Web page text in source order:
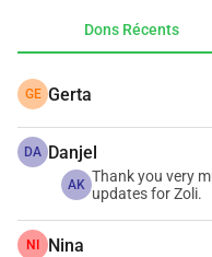
Le 6 avril, je l'ai enfin
Elle était faible, épuisée
pouvais pas la laisser là,
l'ai amenée à la clinique
Après plusieurs tests, les
Elle a de l'anémie
Elle a testé positif pour
et potentiellement mortelle
Dons Récents
GE Gerta
DA Danjel
AK Thank you very
updates for Zoli.
NI Nina